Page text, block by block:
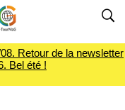
Retour de la newsletter
Bel été !